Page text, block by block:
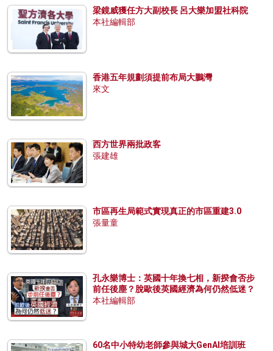
梁鏡威獲任方大副校長 呂大樂加盟社科院
本社編輯部
香港五年規劃須提前布局大鵬灣
來文
西方世界兩批政客
張建雄
市區再生局範式實現真正的市區重建3.0
張量童
孔永樂博士：英國十年換七相，新揆會否步
前任後塵？脫歐後英國經濟為何仍然低迷？
本社編輯部
60名中小特幼老師參與城大GenAI培訓班